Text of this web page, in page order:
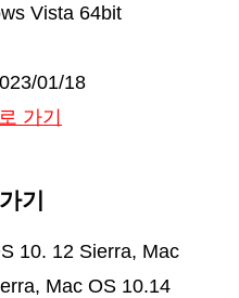
Vista 64bit
01/18
가기
기
10. 12 Sierra, Mac
Mac OS 10.14